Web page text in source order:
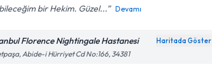
bir Hekim. Güzel...
Devamı
Florence Nightingale Hastanesi Haritada Göster
Abide-i Hürriyet Cd No:166, 34381